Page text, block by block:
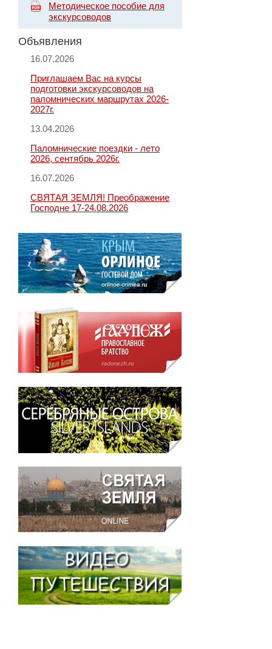
Методическое пособие для
экскурсоводов
Объявления
16.07.2026
Приглашаем Вас на курсы
подготовки экскурсоводов на
паломнических маршрутах 2026-
2027г.
13.04.2026
Паломнические поездки - лето
2026, сентябрь 2026г.
16.07.2026
СВЯТАЯ ЗЕМЛЯ! Преображение
Господне 17-24.08.2026